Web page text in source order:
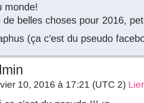
monde!
de belles choses pour 2016,
(ça c’est du pseudo
10, 2016 à 17:21 (UTC 2)